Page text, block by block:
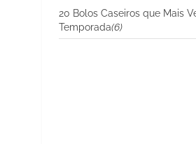
20 Bolos Caseiros que Mais
Temporada(6)